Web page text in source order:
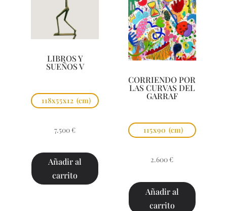
LIBROS Y
SUEÑOS V
118x55x12 (cm)
7.500 €
Añadir al
carrito
CORRIENDO POR
LAS CURVAS DEL
GARRAF
115x90 (cm)
2.600 €
Añadir al
carrito